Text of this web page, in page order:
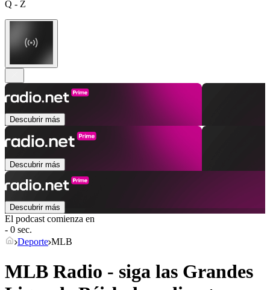
Q - Z
Descubrir más
Descubrir más
Descubrir más
El podcast comienza en
- 0 sec.
Deporte MLB
MLB Radio - siga las Grandes